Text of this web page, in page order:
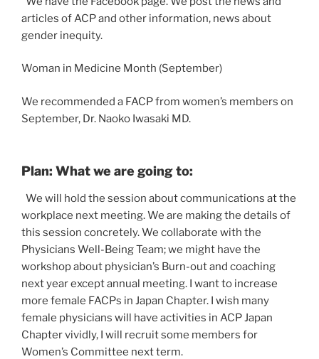
articles of ACP and other information, news about
gender inequity.
Woman in Medicine Month (September)
We recommended a FACP from women’s members on
September, Dr. Naoko Iwasaki MD.
Plan: What we are going to:
We will hold the session about communications at the
workplace next meeting. We are making the details of
this session concretely. We collaborate with the
Physicians Well-Being Team; we might have the
workshop about physician’s Burn-out and coaching
next year except annual meeting. I want to increase
more female FACPs in Japan Chapter. I wish many
female physicians will have activities in ACP Japan
Chapter vividly, I will recruit some members for
Women’s Committee next term.